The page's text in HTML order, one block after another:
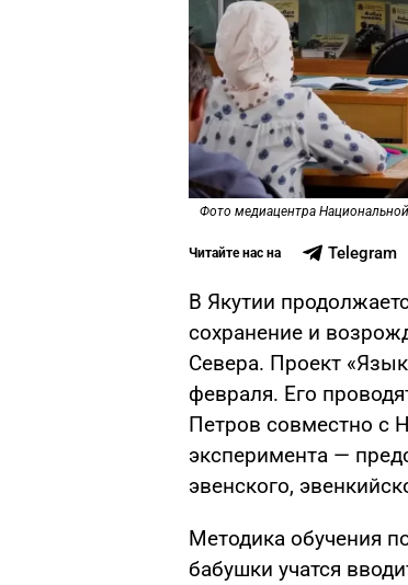
Фото медиацентра
Читайте нас на Telegram
В Якутии
сохранение и
Севера. Проект
февраля. Его
Петров совместно с
эксперимента —
эвенского,
Методика обучения
бабушки учатся